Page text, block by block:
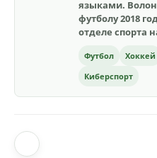
языками.
футболу 2018
отделе спорта
Футбол Хоккей
Киберспорт